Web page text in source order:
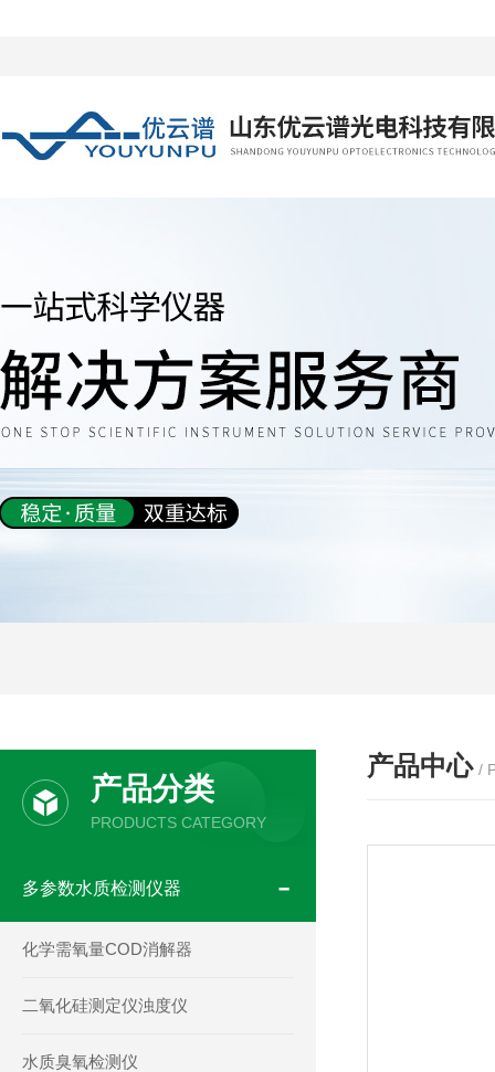
产品中心 /
产品分类
PRODUCTS CATEGORY
多参数水质检测仪器
化学需氧量COD消解器
二氧化硅测定仪浊度仪
水质臭氧检测仪